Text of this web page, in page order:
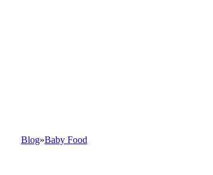
Blog Baby Food